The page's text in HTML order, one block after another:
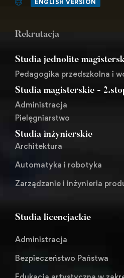
ENGLISH VERSION
Rekrutacja
Studia jednolite
Pedagogika przedszkolna i
Studia magisterskie -
Administracja
Pielęgniarstwo
Studia inżynierskie
Architektura
Automatyka i robotyka
Zarządzanie i inżynieria
Studia licencjackie
Administracja
Bezpieczeństwo Państwa